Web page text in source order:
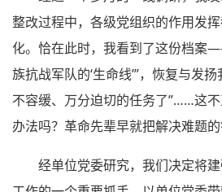
整改过程中，各级党组织的作用发
化。恰在此时，我看到了这份档案
族抗战军队的‘生命线’”，恢复与发
不容缓、万分迫切的任务了”……这
办法吗？革命先辈早就把解决难题的
经单位党委研究，我们决定将